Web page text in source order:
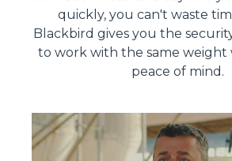
quickly, you can't waste
Blackbird gives you the
to work with the same weight
peace of mind.